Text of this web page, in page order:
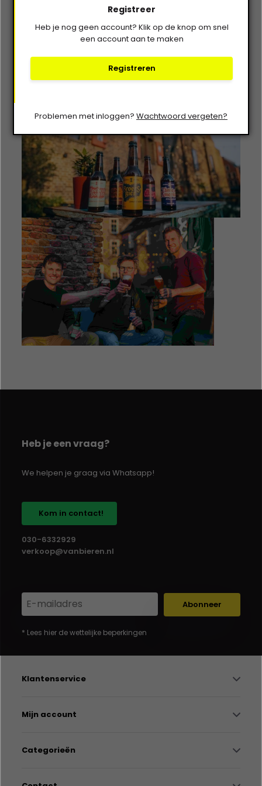
Registreer
Heb je nog geen account? Klik op de knop om snel
een account aan te maken
Registreren
Problemen met inloggen? Wachtwoord vergeten?
Benieuwd naar de bieren van deze innovatieve Zwolse
brouwerij?Ontdek het assortiment van Brouwerij
Allema bij Van Bierenen proef de passie, het
vakmanschap en de toekomstvisie in elk glas.
Heb je een vraag?
We helpen je graag via Whatsapp!
Kom in contact!
030-6332929
verkoop@vanbieren.nl
Abonneer
* Lees hier de wettelijke beperkingen
Klantenservice
Mijn account
Categorieën